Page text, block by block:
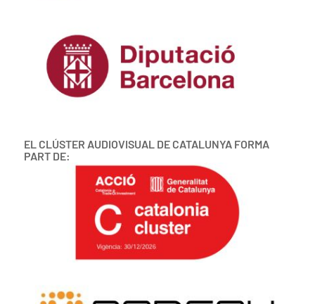
EL CLÚSTER AUDIOVISUAL DE CATALUNYA FORMA
PART DE: